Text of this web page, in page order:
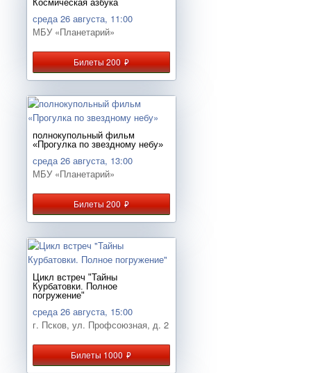
Космическая азбука
среда 26 августа, 11:00
МБУ «Планетарий»
Билеты 200руб.
полнокупольный фильм
«Прогулка по звездному небу»
среда 26 августа, 13:00
МБУ «Планетарий»
Билеты 200руб.
Цикл встреч "Тайны
Курбатовки. Полное
погружение"
среда 26 августа, 15:00
г. Псков, ул. Профсоюзная, д. 2
Билеты 1000руб.